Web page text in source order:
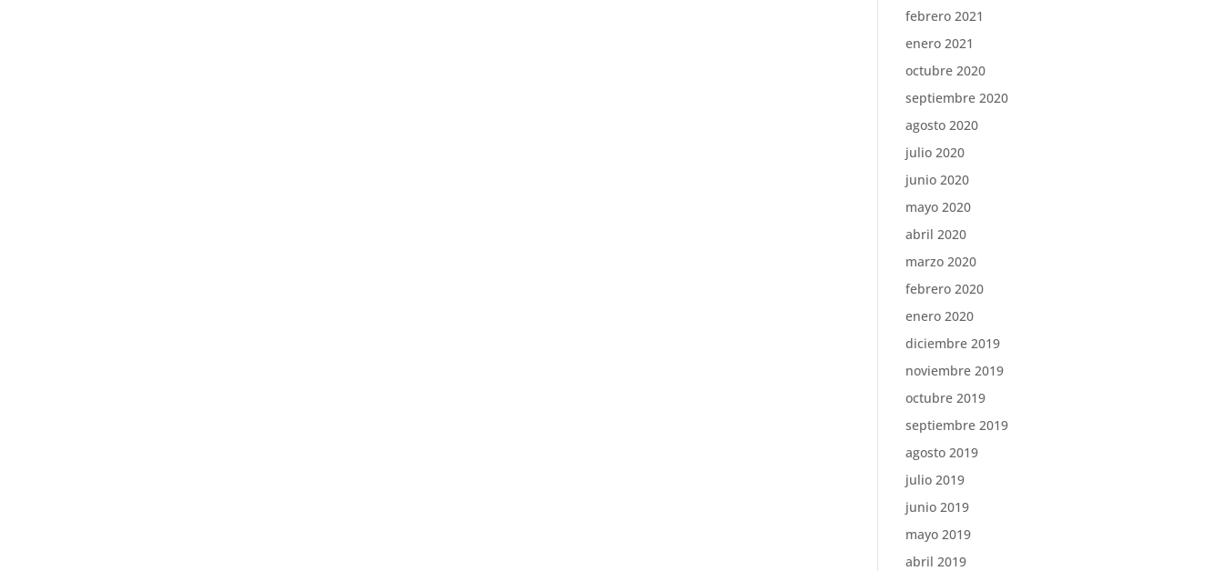
febrero 2021
enero 2021
octubre 2020
septiembre 2020
agosto 2020
julio 2020
junio 2020
mayo 2020
abril 2020
marzo 2020
febrero 2020
enero 2020
diciembre 2019
noviembre 2019
octubre 2019
septiembre 2019
agosto 2019
julio 2019
junio 2019
mayo 2019
abril 2019